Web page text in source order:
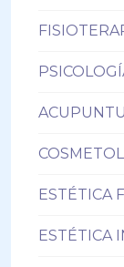
ESTÉTICA
ESTÉTICA